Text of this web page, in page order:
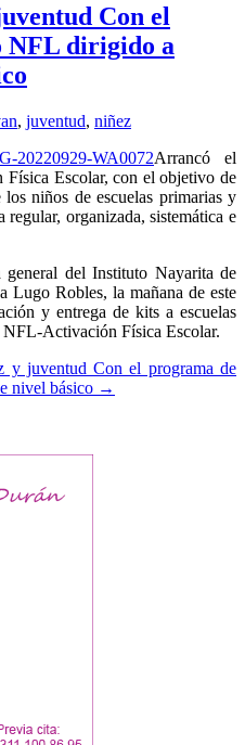
Con el
NFL dirigido a
, juventud, niñez
Arrancó el
Escolar, con el objetivo de
niños de escuelas primarias y
regular, organizada, sistemática e
del Instituto Nayarita de
Lugo Robles, la mañana de este
y entrega de kits a escuelas
Activación Física Escolar.
y juventud Con el programa de
nivel básico →